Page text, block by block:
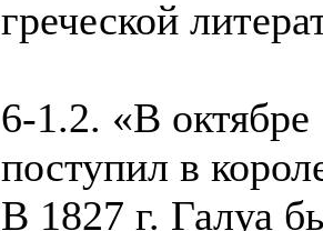
греческой
6-1.2. «В октябре
поступил в
В 1827 г. Галуа